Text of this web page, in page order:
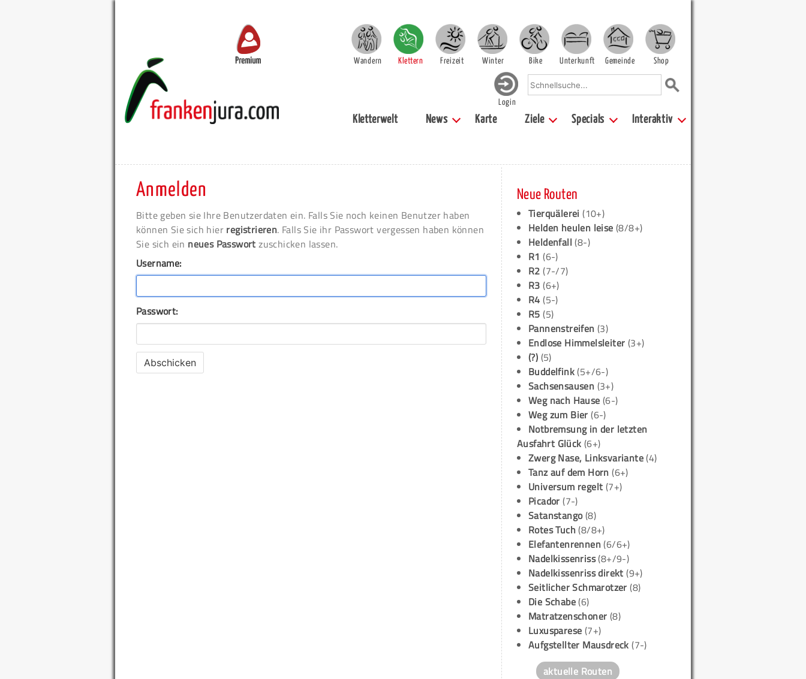
Premium Wandern Klettern Freizeit Winter Bike Unterkunft Gemeinde Shop
Login
Kletterwelt News Karte Ziele Specials Interaktiv
Anmelden
Bitte geben sie Ihre Benutzerdaten ein. Falls Sie noch keinen Benutzer haben
können Sie sich hier registrieren. Falls Sie ihr Passwort vergessen haben können
Sie sich ein neues Passwort zuschicken lassen.
Username:
Passwort:
Neue Routen
Tierquälerei (10+)
Helden heulen leise(8/8+)
Heldenfall(8-)
R1 (6-)
R2 (7-/7)
R3 (6+)
R4 (5-)
R5 (5)
Pannenstreifen (3)
Endlose Himmelsleiter (3+)
(?) (5)
Buddelfink(5+/6-)
Sachsensausen (3+)
Weg nach Hause (6-)
Weg zum Bier (6-)
Notbremsung in der letzten
Ausfahrt Glück (6+)
Zwerg Nase, Linksvariante(4)
Tanz auf dem Horn (6+)
Universum regelt (7+)
Picador (7-)
Satanstango(8)
Rotes Tuch(8/8+)
Elefantenrennen(6/6+)
Nadelkissenriss(8+/9-)
Nadelkissenriss direkt (9+)
Seitlicher Schmarotzer (8)
Die Schabe(6)
Matratzenschoner (8)
Luxusparese (7+)
Aufgstellter Mausdreck (7-)
aktuelle Routen